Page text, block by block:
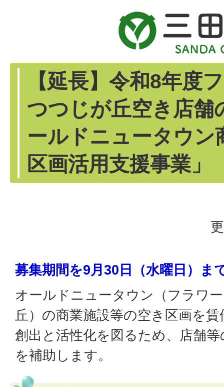
【延長】令和8年度
つつじが丘空き店舗
ールドニュータウン
区画活用支援事業」
募集期間を9月30日（水曜日）ま
オールドニュータウン（フラワ
丘）の商業施設等の空き区画を
創出と活性化を図るため、店舗
を補助します。